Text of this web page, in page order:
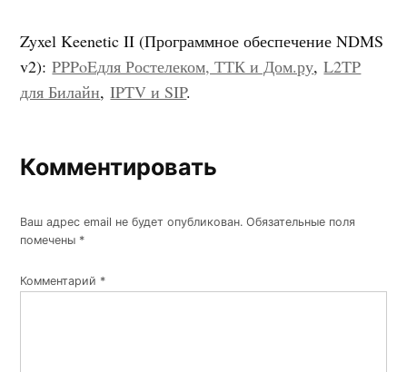
Zyxel Keenetic II (Программное обеспечение NDMS
v2):PPPoEдля Ростелеком, ТТК и Дом.ру,L2TP
для Билайн,IPTV и SIP.
Комментировать
Ваш адрес email не будет опубликован. Обязательные поля
помечены *
Комментарий *